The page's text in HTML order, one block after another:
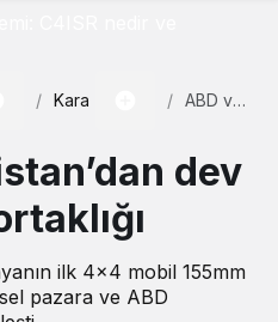
Kara
ABD ve
mobil
topçu
dev
ilk 4x4 mobil 155mm
pazara ve ABD